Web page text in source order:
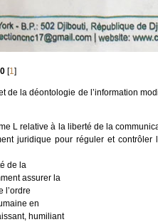
[1]
la déontologie de l’information
L relative à la liberté de la
juridique pour réguler et
de la
assurer la
l’ordre
en
humiliant